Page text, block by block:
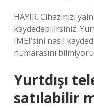
HAYIR. Cihazınızı
kaydedebilirsiniz.
IMEI’sini nasıl
numarasını
Yurtdışı
satılabilir